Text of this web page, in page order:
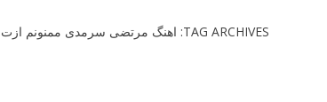
TAG ARCHIVES: اهنگ مرتضی سرمدی ممنونم ازت 128K